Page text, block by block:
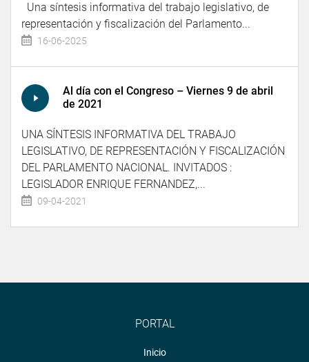
Una síntesis informativa del trabajo legislativo, de
representación y fiscalización del Parlamento...
16-06-2025
Al día con el Congreso – Viernes 9 de abril
de 2021
UNA SÍNTESIS INFORMATIVA DEL TRABAJO
LEGISLATIVO, DE REPRESENTACIÓN Y FISCALIZACIÓN
DEL PARLAMENTO NACIONAL. INVITADOS :
LEGISLADOR ENRIQUE FERNANDEZ,...
09-04-2021
PORTAL
Inicio